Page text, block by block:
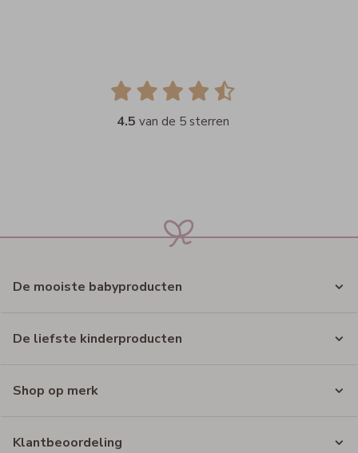
4.5 van de 5 sterren
De mooiste babyproducten
De liefste kinderproducten
Shop op merk
Klantbeoordeling